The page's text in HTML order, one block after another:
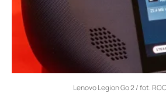
Lenovo Legion Go 2 / fot.